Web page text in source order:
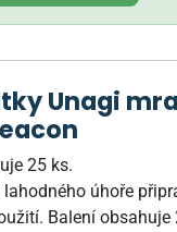
Unagi
25 ks.
úhoře
Balení obsahuje